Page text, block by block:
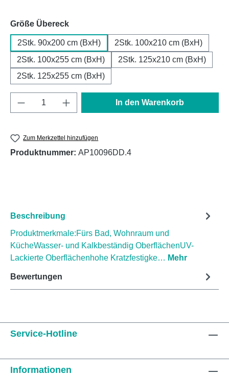
Größe Übereckauswählen
2Stk. 90x200 cm (BxH)
2Stk. 100x210 cm (BxH)
2Stk. 100x255 cm (BxH)
2Stk. 125x210 cm (BxH)
2Stk. 125x255 cm (BxH)
Produkt Anzahl: Gib den gewünschten
In den Warenkorb
Zum Merkzettel hinzufügen
Produktnummer: AP10096DD.4
Beschreibung
Produktmerkmale:Fürs Bad, Wohnraum und
KücheWasser- und Kalkbeständig OberflächenUV-
Lackierte Oberflächenhohe Kratzfestigke… Mehr
Bewertungen
Service-Hotline
Informationen